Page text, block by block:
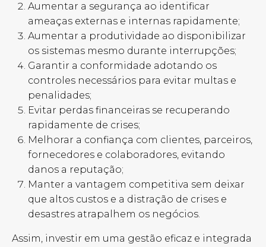
Aumentar a segurança ao identificar
ameaças externas e internas rapidamente;
Aumentar a produtividade ao disponibilizar
os sistemas mesmo durante interrupções;
Garantir a conformidade adotando os
controles necessários para evitar multas e
penalidades;
Evitar perdas financeiras se recuperando
rapidamente de crises;
Melhorar a confiança com clientes, parceiros,
fornecedores e colaboradores, evitando
danos a reputação;
Manter a vantagem competitiva sem deixar
que altos custos e a distração de crises e
desastres atrapalhem os negócios.
Assim, investir em uma gestão eficaz e integrada